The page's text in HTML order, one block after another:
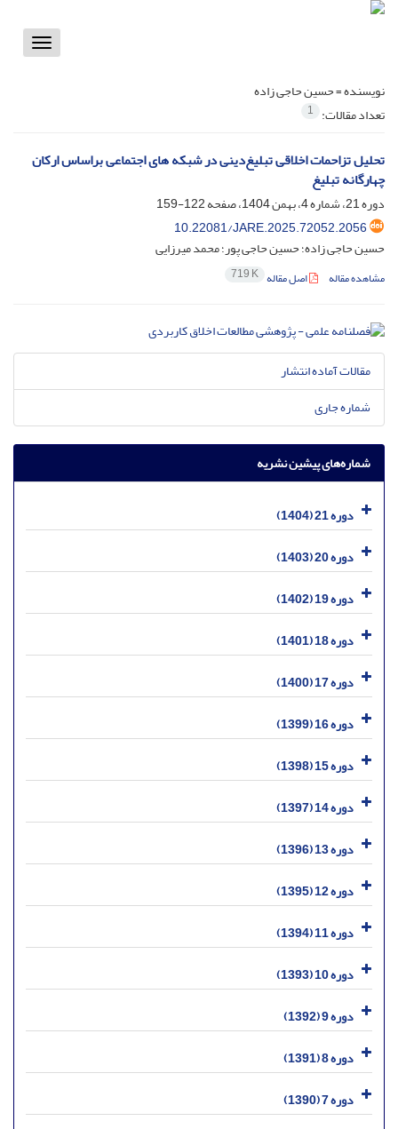
Toggle
نویسنده =حسین حاجی زاده
تعداد مقالات: 1
تحلیل تزاحمات اخلاقی تبلیغ‌دینی در شبکه های اجتماعی براساس ارکان
چهارگانه تبلیغ
دوره 21، شماره 4، بهمن 1404، صفحه
122-159
10.22081/JARE.2025.72052.2056
حسین حاجی زاده؛ حسین حاجی پور؛ محمد میرزایی
مشاهده مقاله اصل مقاله 719 K
مقالات آماده انتشار
شماره جاری
شماره‌های پیشین نشریه
دوره 21 (1404)
دوره 20 (1403)
دوره 19 (1402)
دوره 18 (1401)
دوره 17 (1400)
دوره 16 (1399)
دوره 15 (1398)
دوره 14 (1397)
دوره 13 (1396)
دوره 12 (1395)
دوره 11 (1394)
دوره 10 (1393)
دوره 9 (1392)
دوره 8 (1391)
دوره 7 (1390)